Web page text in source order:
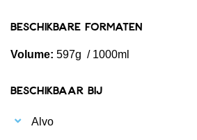
Beschikbare formaten
Volume: 597g / 1000ml
Beschikbaar bij
Alvo